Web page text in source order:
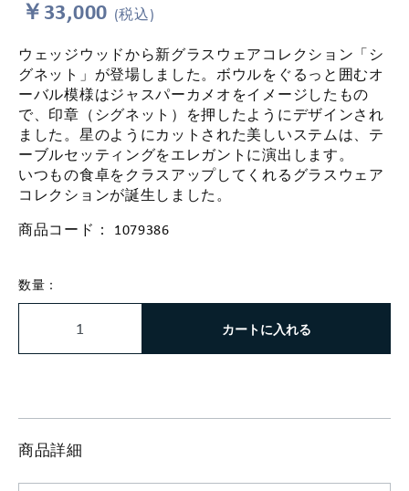
￥33,000 (税込)
ウェッジウッドから新グラスウェアコレクション「シ
グネット」が登場しました。ボウルをぐるっと囲むオ
ーバル模様はジャスパーカメオをイメージしたもの
で、印章（シグネット）を押したようにデザインされ
ました。星のようにカットされた美しいステムは、テ
ーブルセッティングをエレガントに演出します。
いつもの食卓をクラスアップしてくれるグラスウェア
コレクションが誕生しました。
商品コード： 1079386
数量：
カートに入れる
商品詳細